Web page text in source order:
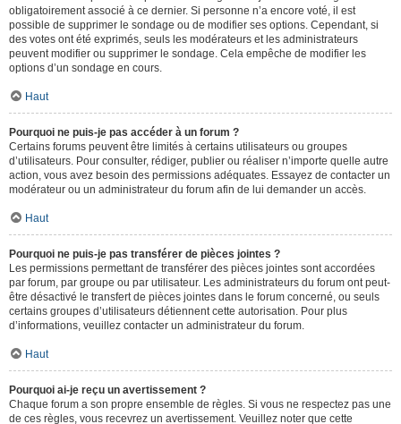
obligatoirement associé à ce dernier. Si personne n’a encore voté, il est
possible de supprimer le sondage ou de modifier ses options. Cependant, si
des votes ont été exprimés, seuls les modérateurs et les administrateurs
peuvent modifier ou supprimer le sondage. Cela empêche de modifier les
options d’un sondage en cours.
Haut
Pourquoi ne puis-je pas accéder à un forum ?
Certains forums peuvent être limités à certains utilisateurs ou groupes
d’utilisateurs. Pour consulter, rédiger, publier ou réaliser n’importe quelle autre
action, vous avez besoin des permissions adéquates. Essayez de contacter un
modérateur ou un administrateur du forum afin de lui demander un accès.
Haut
Pourquoi ne puis-je pas transférer de pièces jointes ?
Les permissions permettant de transférer des pièces jointes sont accordées
par forum, par groupe ou par utilisateur. Les administrateurs du forum ont peut-
être désactivé le transfert de pièces jointes dans le forum concerné, ou seuls
certains groupes d’utilisateurs détiennent cette autorisation. Pour plus
d’informations, veuillez contacter un administrateur du forum.
Haut
Pourquoi ai-je reçu un avertissement ?
Chaque forum a son propre ensemble de règles. Si vous ne respectez pas une
de ces règles, vous recevrez un avertissement. Veuillez noter que cette